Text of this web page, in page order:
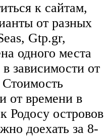
к сайтам,
от разных
Gtp.gr,
одного места
зависимости от
от времени в
Родосу островов
доехать за 8-